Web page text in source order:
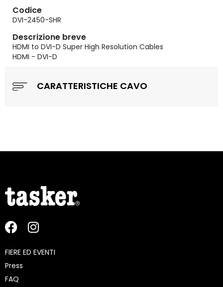
Codice
DVI-2450-SHR
Descrizione breve
HDMI to DVI-D Super High Resolution Cables
HDMI - DVI-D
CARATTERISTICHE CAVO
FIERE ED EVENTI
Press
FAQ